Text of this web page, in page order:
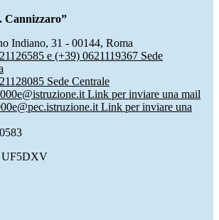
Cannizzaro”
Indiano, 31 - 00144, Roma
e (+39) 0621119367 Sede
Sede Centrale
Link per inviare una mail
Link per inviare una
UF5DXV